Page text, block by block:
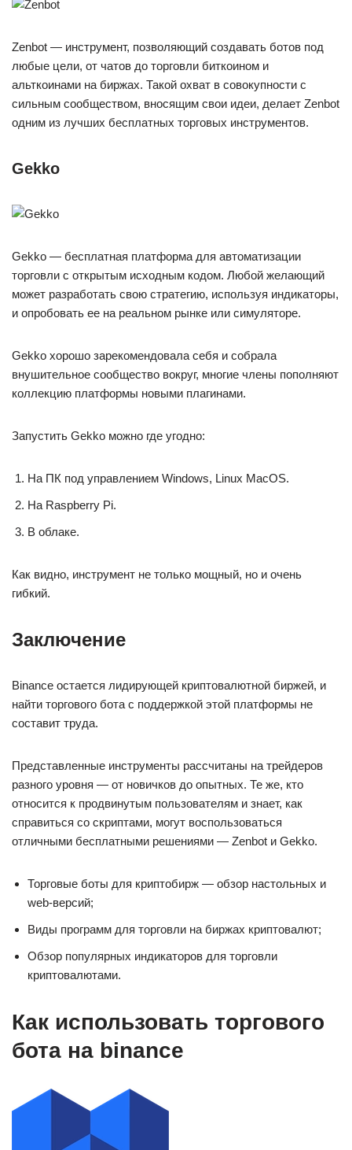
Zenbot — инструмент, позволяющий создавать ботов под
любые цели, от чатов до торговли биткоином и
альткоинами на биржах. Такой охват в совокупности с
сильным сообществом, вносящим свои идеи, делает Zenbot
одним из лучших бесплатных торговых инструментов.
Gekko
Gekko — бесплатная платформа для автоматизации
торговли с открытым исходным кодом. Любой желающий
может разработать свою стратегию, используя индикаторы,
и опробовать ее на реальном рынке или симуляторе.
Gekko хорошо зарекомендовала себя и собрала
внушительное сообщество вокруг, многие члены пополняют
коллекцию платформы новыми плагинами.
Запустить Gekko можно где угодно:
На ПК под управлением Windows, Linux MacOS.
На Raspberry Pi.
В облаке.
Как видно, инструмент не только мощный, но и очень
гибкий.
Заключение
Binance остается лидирующей криптовалютной биржей, и
найти торгового бота с поддержкой этой платформы не
составит труда.
Представленные инструменты рассчитаны на трейдеров
разного уровня — от новичков до опытных. Те же, кто
относится к продвинутым пользователям и знает, как
справиться со скриптами, могут воспользоваться
отличными бесплатными решениями — Zenbot и Gekko.
Торговые боты для криптобирж — обзор настольных и
web-версий;
Виды программ для торговли на биржах криптовалют;
Обзор популярных индикаторов для торговли
криптовалютами.
Как использовать торгового
бота на binance